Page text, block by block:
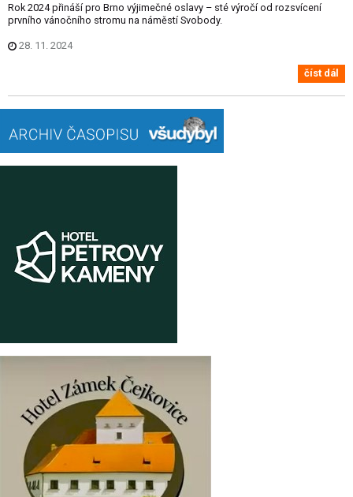
Rok 2024 přináší pro Brno výjimečné oslavy – sté výročí od rozsvícení
prvního vánočního stromu na náměstí Svobody.
28. 11. 2024
číst dál